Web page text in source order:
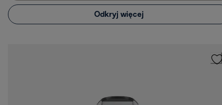
Odkryj więcej